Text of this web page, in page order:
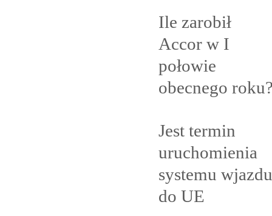
Ile zarobił
Accor w I
połowie
obecnego
Jest termin
uruchomienia
systemu wjazdu
do UE